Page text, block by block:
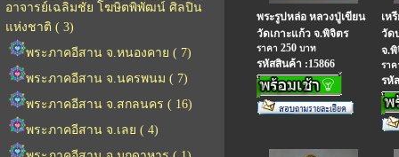
อาจารย์เฉลิมชัย โฆษิตพิพัฒน์ ศิลปิน
แห่งชาติ ( 3)
พระภาคอีสาน จ.หนองคาย ( 7)
พระภาคอีสาน จ.นครพนม ( 7)
พระภาคอีสาน จ.สกลนคร ( 16)
พระภาคอีสาน จ.เลย ( 4)
พระรูปหล่อ หลวงปู่เขียน
วัดเกาะแก้ว จ.พิจิตร
ราคา 250 บาท
รหัสสินค้า :15866
เห
วัด
จ.พิ
รา
รหั